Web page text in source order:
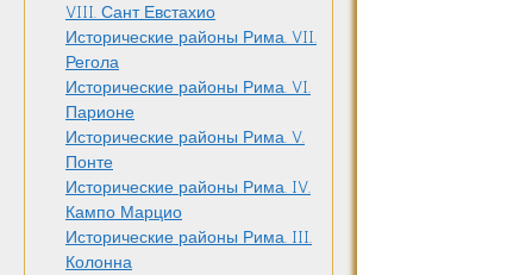
VIII. Сант Евстахио
Исторические районы Рима. VII.
Регола
Исторические районы Рима. VI.
Парионе
Исторические районы Рима. V.
Понте
Исторические районы Рима. IV.
Кампо Марцио
Исторические районы Рима. III.
Колонна